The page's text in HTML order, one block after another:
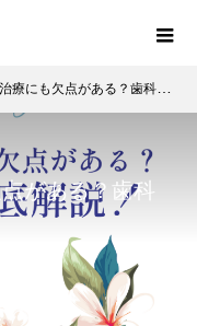
も欠点がある？歯科医師が徹底解説！
がある？歯科